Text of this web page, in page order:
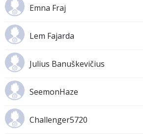
Emna Fraj
Lem Fajarda
Julius Banuškevičius
SeemonHaze
Challenger5720